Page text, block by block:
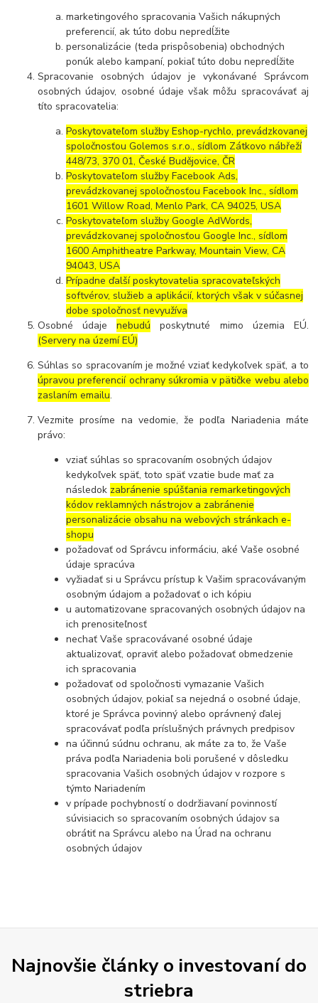
marketingového spracovania Vašich nákupných
preferencií, ak túto dobu nepredĺžite
personalizácie (teda prispôsobenia) obchodných
ponúk alebo kampaní, pokiaľ túto dobu nepredĺžite
Spracovanie osobných údajov je vykonávané Správcom
osobných údajov, osobné údaje však môžu spracovávať aj
títo spracovatelia:
Poskytovateľom služby Eshop-rychlo, prevádzkovanej
spoločnosťou Golemos s.r.o., sídlom Zátkovo nábřeží
448/73, 370 01, České Budějovice, ČR
Poskytovateľom služby Facebook Ads,
prevádzkovanej spoločnosťou Facebook Inc., sídlom
1601 Willow Road, Menlo Park, CA 94025, USA
Poskytovateľom služby Google AdWords,
prevádzkovanej spoločnosťou Google Inc., sídlom
1600 Amphitheatre Parkway, Mountain View, CA
94043, USA
Prípadne ďalší poskytovatelia spracovateľských
softvérov, služieb a aplikácií, ktorých však v súčasnej
dobe spoločnosť nevyužíva
Osobné údajenebudú poskytnuté mimo územia EÚ.
(Servery na území EÚ)
Súhlas so spracovaním je možné vziať kedykoľvek späť, a to
úpravou preferencií ochrany súkromia v pätičke webu alebo
zaslaním emailu.
Vezmite prosíme na vedomie, že podľa Nariadenia máte
právo:
vziať súhlas so spracovaním osobných údajov
kedykoľvek späť, toto späť vzatie bude mať za
následok zabránenie spúšťania remarketingových
kódov reklamných nástrojov a zabránenie
personalizácie obsahu na webových stránkach e-
shopu
požadovať od Správcu informáciu, aké Vaše osobné
údaje spracúva
vyžiadať si u Správcu prístup k Vašim spracovávaným
osobným údajom a požadovať o ich kópiu
u automatizovane spracovaných osobných údajov na
ich prenositeľnosť
nechať Vaše spracovávané osobné údaje
aktualizovať, opraviť alebo požadovať obmedzenie
ich spracovania
požadovať od spoločnosti vymazanie Vašich
osobných údajov, pokiaľ sa nejedná o osobné údaje,
ktoré je Správca povinný alebo oprávnený ďalej
spracovávať podľa príslušných právnych predpisov
na účinnú súdnu ochranu, ak máte za to, že Vaše
práva podľa Nariadenia boli porušené v dôsledku
spracovania Vašich osobných údajov v rozpore s
týmto Nariadením
v prípade pochybností o dodržiavaní povinností
súvisiacich so spracovaním osobných údajov sa
obrátiť na Správcu alebo na Úrad na ochranu
osobných údajov
Najnovšie články o investovaní do
striebra